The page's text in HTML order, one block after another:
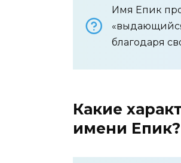
Имя Епик
благодаря
Какие
имени Епик?